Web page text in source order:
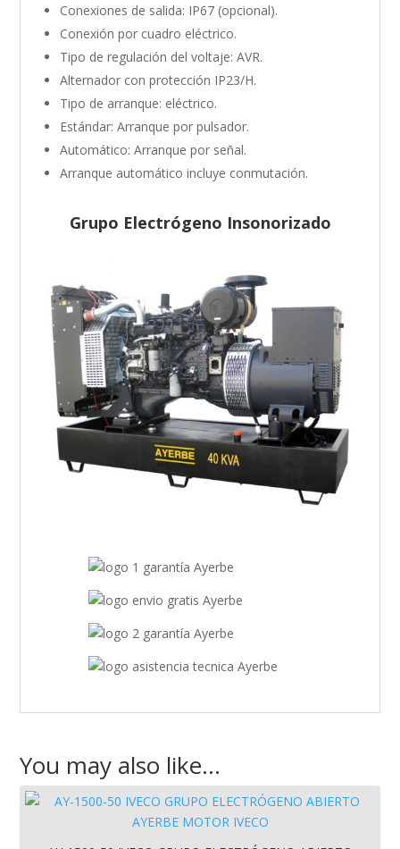
Conexiones de salida: IP67 (opcional).
Conexión por cuadro eléctrico.
Tipo de regulación del voltaje: AVR.
Alternador con protección IP23/H.
Tipo de arranque: eléctrico.
Estándar: Arranque por pulsador.
Automático: Arranque por señal.
Arranque automático incluye conmutación.
Grupo Electrógeno Insonorizado
You may also like…